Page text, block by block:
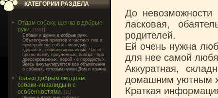
КАТЕГОРИИ РАЗДЕЛА
Отдам собаку, щенка в добрые
руки. [1591]
Cобаки и щенки в добрые руки.
Объявления приютов и частных лиц о
пристройстве собак - молодых,
здоровых, социализированных. Часто -
про ко всему приученных, иногда - про
дрессированных, порой - о породистых.
Здесь аккумулируются все объявления
о собаках, которым нужен Дом и хозяин.
Только добрым сердцам:
собаки-инвалиды и с
особенностями. [21]
До
ласковая,
родителей.
Ей очень нужна
для нее самой
Аккуратная,
домашним уютным
Краткая